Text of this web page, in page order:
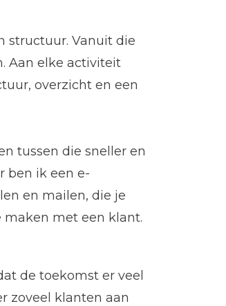
structuur. Vanuit die
Aan elke activiteit
overzicht en een
tussen die sneller en
ben ik een e-
en mailen, die je
maken met een klant.
de toekomst er veel
zoveel klanten aan